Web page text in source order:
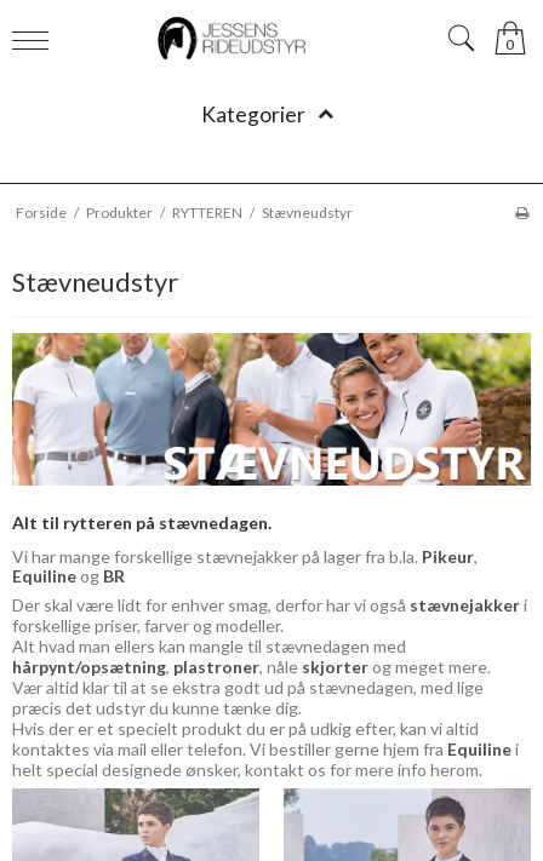
0
Kategorier
Forside / Produkter / RYTTEREN / Stævneudstyr
Stævneudstyr
Alt til rytteren på stævnedagen.
Vi har mange forskellige stævnejakker på lager fra b.la. Pikeur,
Equilineog BR
Der skal være lidt for enhver smag, derfor har vi også stævnejakkeri
forskellige priser, farver og modeller.
Alt hvad man ellers kan mangle til stævnedagen med
hårpynt/opsætning, plastroner, nåle skjorterog meget mere.
Vær altid klar til at se ekstra godt ud på stævnedagen, med lige
præcis det udstyr du kunne tænke dig.
Hvis der er et specielt produkt du er på udkig efter, kan vi altid
kontaktes via mail eller telefon. Vi bestiller gerne hjem fra Equilinei
helt special designede ønsker, kontakt os for mere info herom.